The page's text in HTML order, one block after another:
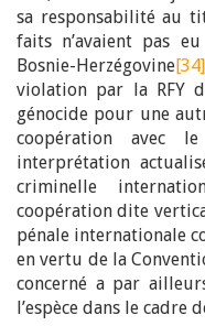
sa responsabilité au
faits n’avaient pas
Bosnie-Herzégovine[34]
violation par la RFY
génocide pour une
coopération avec
interprétation
criminelle
coopération dite
pénale internationale
en vertu de la
concerné a par
l’espèce dans le cadre